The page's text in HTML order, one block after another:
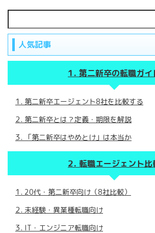
人気記事
第二新卒の転職ガイ
第二新卒エージェント8社を比較する
第二新卒とは？定義・期限を解説
「第二新卒はやめとけ」は本当か
転職エージェント比
20代・第二新卒向け（8社比較）
未経験・異業種転職向け
IT・エンジニア転職向け